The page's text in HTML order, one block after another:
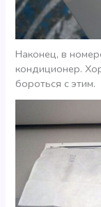
Наконец, в
кондиционер.
бороться с этим.